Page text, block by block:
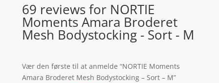
69 reviews for NORTIE
Moments Amara Broderet
Mesh Bodystocking - Sort - M
Vær den første til at anmelde “NORTIE Moments
Amara Broderet Mesh Bodystocking – Sort – M”